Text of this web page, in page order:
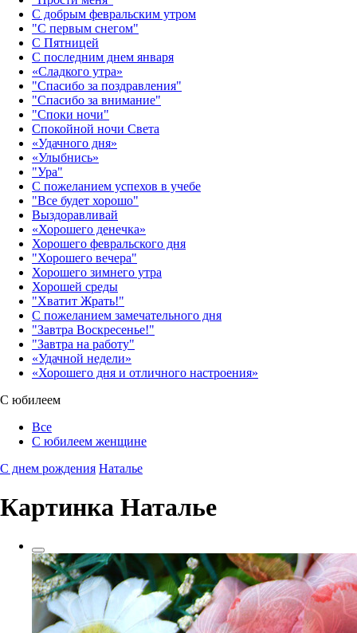
С добрым февральским утром
"С первым снегом"
С Пятницей
С последним днем января
«Сладкого утра»‎
"Спасибо за поздравления"
"Спасибо за внимание"
"Споки ночи"
Спокойной ночи Света
«Удачного дня»‎
«Улыбнись»‎
"Ура"
С пожеланием успехов в учебе
"Все будет хорошо"
Выздоравливай
«‎Хорошего денечка»‎
Хорошего февральского дня
"Хорошего вечера"
Хорошего зимнего утра
Хорошей среды
"Хватит Жрать!"
С пожеланием замечательного дня
"Завтра Воскресенье!"
"Завтра на работу"
«Удачной недели»‎
«Хорошего дня и отличного настроения»‎
С юбилеем
Все
С юбилеем женщине
С днем рождения Наталье
Картинка Наталье